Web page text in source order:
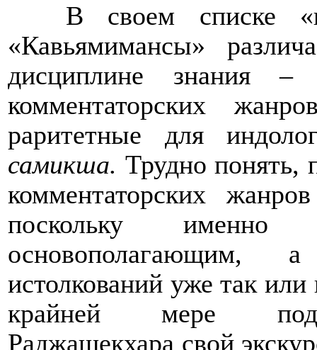
В своем списке
«Кавьямимансы»
дисциплине знания
комментаторских
раритетные для
самикша. Трудно понять,
комментаторских
поскольку
основополагающим,
истолкований уже так
крайней мере
Раджашекхара свой